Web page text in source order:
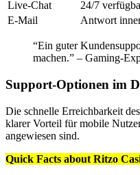
Live-Chat
24/7
E-Mail
Antwort
“Ein guter
machen.” – Gaming-
Support-Optionen im
Die schnelle Erreichbarkeit
klarer Vorteil für mobile
angewiesen sind.
Quick Facts about Ritzo